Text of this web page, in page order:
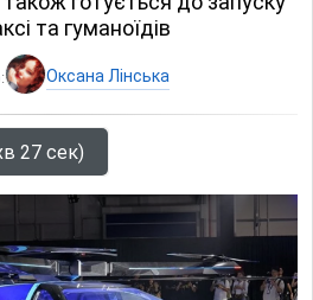
та гуманоїдів
Оксана Лінська
27 сек)